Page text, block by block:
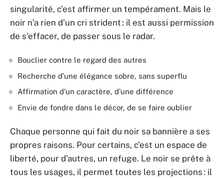
singularité, c’est affirmer un tempérament. Mais le
noir n’a rien d’un cri strident : il est aussi permission
de s’effacer, de passer sous le radar.
Bouclier contre le regard des autres
Recherche d’une élégance sobre, sans superflu
Affirmation d’un caractère, d’une différence
Envie de fondre dans le décor, de se faire oublier
Chaque personne qui fait du noir sa bannière a ses
propres raisons. Pour certains, c’est un espace de
liberté, pour d’autres, un refuge. Le noir se prête à
tous les usages, il permet toutes les projections : il